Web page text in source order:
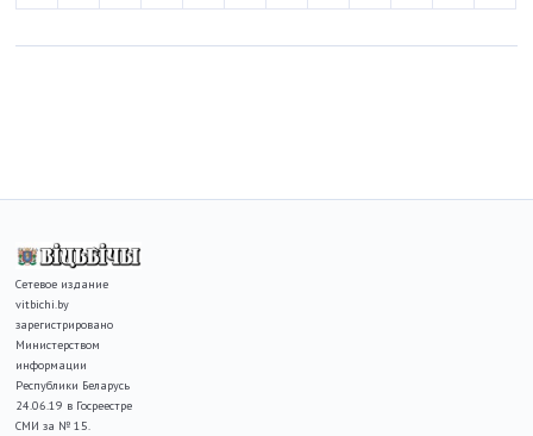
Сетевое издание
vitbichi.by
зарегистрировано
Министерством
информации
Республики Беларусь
24.06.19 в Госреестре
СМИ за № 15.